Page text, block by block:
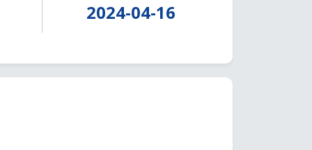
2024-04-16